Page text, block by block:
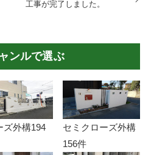
工事が完了しました。
ンルで選ぶ
ズ外構194
セミクローズ外構
156件